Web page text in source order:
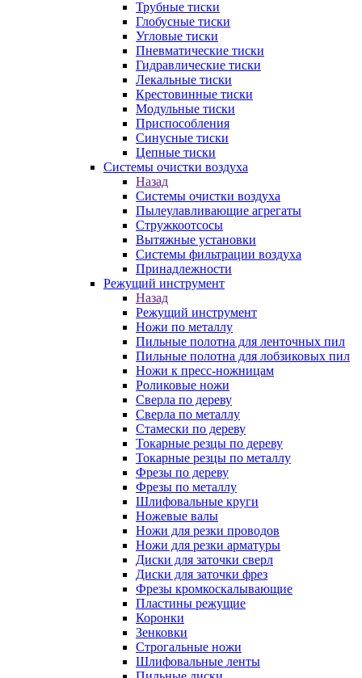
Трубные тиски
Глобусные тиски
Угловые тиски
Пневматические тиски
Гидравлические тиски
Лекальные тиски
Крестовинные тиски
Модульные тиски
Приспособления
Синусные тиски
Цепные тиски
Системы очистки воздуха
Назад
Системы очистки воздуха
Пылеулавливающие агрегаты
Стружкоотсосы
Вытяжные установки
Системы фильтрации воздуха
Принадлежности
Режущий инструмент
Назад
Режущий инструмент
Ножи по металлу
Пильные полотна для ленточных пил
Пильные полотна для лобзиковых пил
Ножи к пресс-ножницам
Роликовые ножи
Сверла по дереву
Сверла по металлу
Стамески по дереву
Токарные резцы по дереву
Токарные резцы по металлу
Фрезы по дереву
Фрезы по металлу
Шлифовальные круги
Ножевые валы
Ножи для резки проводов
Ножи для резки арматуры
Диски для заточки сверл
Диски для заточки фрез
Фрезы кромкоскалывающие
Пластины режущие
Коронки
Зенковки
Строгальные ножи
Шлифовальные ленты